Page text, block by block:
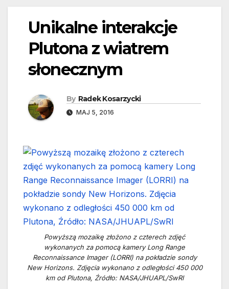
Unikalne interakcje
Plutona z wiatrem
słonecznym
By Radek Kosarzycki
MAJ 5, 2016
Powyższą mozaikę złożono z czterech zdjęć
wykonanych za pomocą kamery Long Range
Reconnaissance Imager (LORRI) na pokładzie sondy
New Horizons. Zdjęcia wykonano z odległości 450 000
km od Plutona, Źródło: NASA/JHUAPL/SwRI